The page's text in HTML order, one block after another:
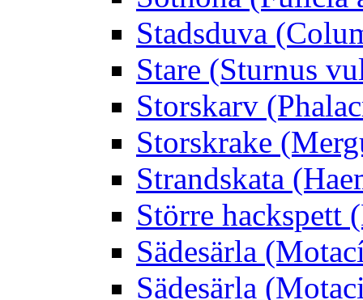
Stadsduva
Stare (Sturnus
Storskarv
Storskrake
Strandskata
Större hackspett
Sädesärla
Sädesärla